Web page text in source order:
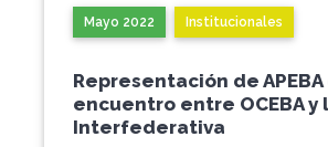
Mayo 2022 Institucionales
Representación de APEBA
encuentro entre OCEBA y
Interfederativa